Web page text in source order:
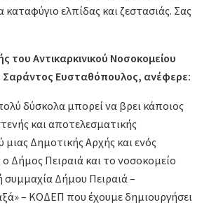
ελπίδας και ζεστασιάς. Σας
του Αντικαρκινικού Νοσοκομείου
Σαράντος Ευσταθόπουλος, ανέφερε:
δύσκολα μπορεί να βρει κάποιος
και αποτελεσματικής
μιας Δημοτικής Αρχής και ενός
Δήμος Πειραιά και το νοσοκομείο
Δήμου Πειραιά –
– ΚΟΔΕΠ που έχουμε δημιουργήσει